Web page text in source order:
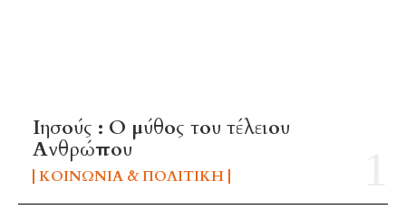
Ιησούς : Ο μύθος του τέλειου
Ανθρώπου
ΚΟΙΝΩΝΊΑ & ΠΟΛΙΤΙΚΉ